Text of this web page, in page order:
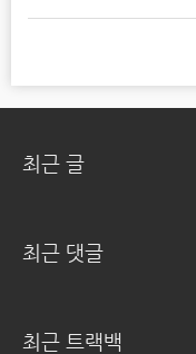
최근 글
최근 댓글
최근 트랙백